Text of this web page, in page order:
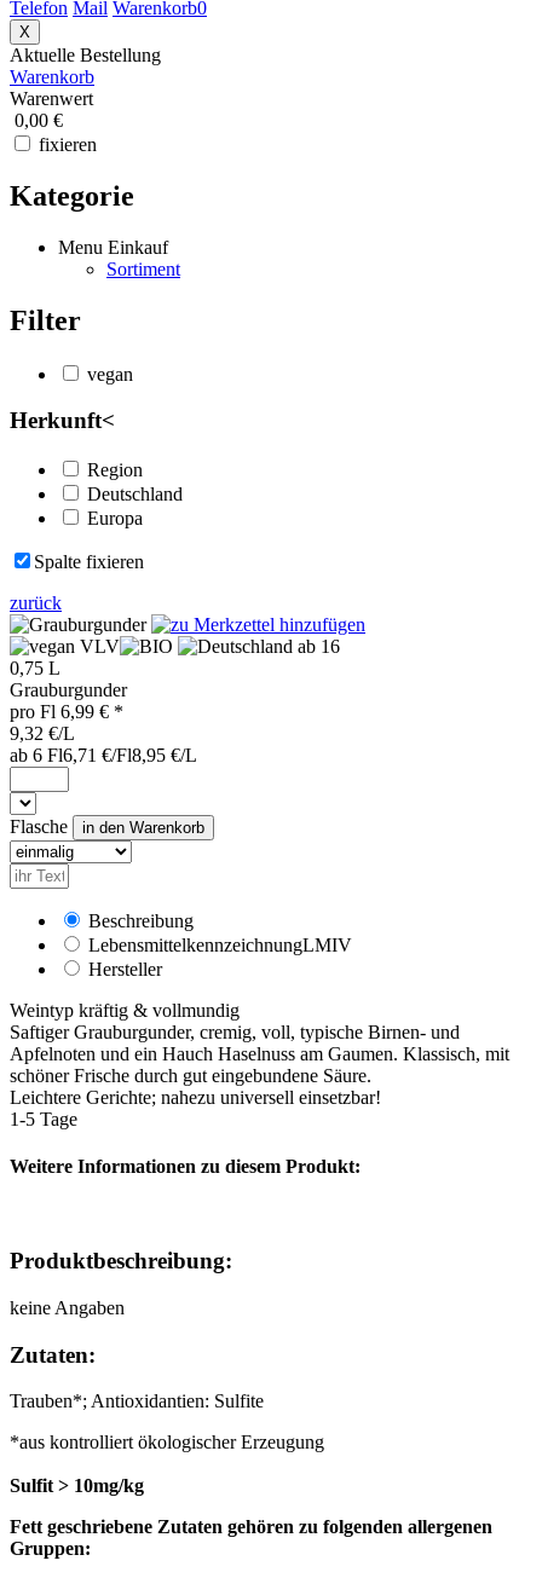
Telefon Mail Warenkorb0
X
Aktuelle Bestellung
Warenkorb
Warenwert
0,00 €
fixieren
Kategorie
Menu Einkauf
Sortiment
Filter
vegan
Herkunft<
Region
Deutschland
Europa
Spalte fixieren
zurück
VLV
ab 16
0,75 L
Grauburgunder
pro Fl 6,99 € *
9,32 €/L
ab 6 Fl6,71 €/Fl8,95 €/L
Flasche
Beschreibung
LebensmittelkennzeichnungLMIV
Hersteller
Weintyp kräftig & vollmundig
Saftiger Grauburgunder, cremig, voll, typische Birnen- und
Apfelnoten und ein Hauch Haselnuss am Gaumen. Klassisch, mit
schöner Frische durch gut eingebundene Säure.
Leichtere Gerichte; nahezu universell einsetzbar!
1-5 Tage
Weitere Informationen zu diesem Produkt:
Produktbeschreibung:
keine Angaben
Zutaten:
Trauben*; Antioxidantien: Sulfite
*aus kontrolliert ökologischer Erzeugung
Sulfit > 10mg/kg
Fett geschriebene Zutaten gehören zu folgenden allergenen
Gruppen: